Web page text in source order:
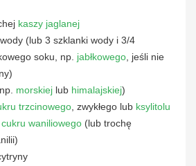
kaszy jaglanej
(lub 3 szklanki wody i 3/4
soku, np. jabłkowego , jeśli nie
morskiej lub himalajskiej)
trzcinowego , zwykłego lub ksylitolu
cukru waniliowego (lub trochę